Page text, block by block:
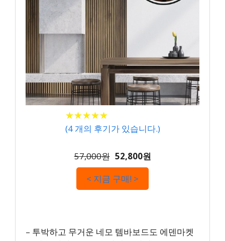
★★★★★
★★★★★
(4개의 후기가 있습니다.)
57,000원 52,800원
< 지금 구매! >
– 투박하고 무거운 네모 템바보드도 에덴마켓